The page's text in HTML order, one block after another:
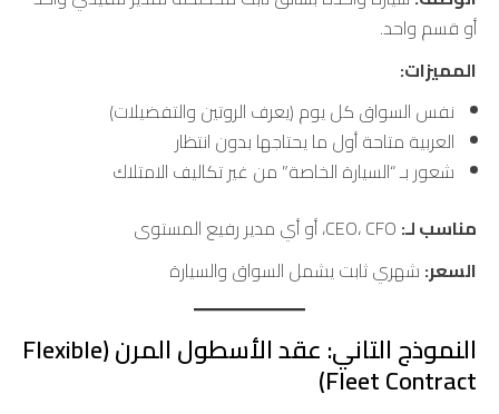
أو قسم واحد.
المميزات:
نفس السواق كل يوم (يعرف الروتين والتفضيلات)
العربية متاحة أول ما يحتاجها بدون انتظار
شعور بـ “السيارة الخاصة” من غير تكاليف الامتلاك
مناسب لـ:
السعر: شهري ثابت يشمل السواق والسيارة
النموذج التاني: عقد الأسطول المرن (Flexible
Fleet Contract)